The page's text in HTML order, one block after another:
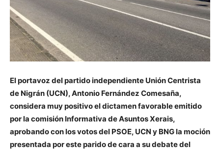
El portavoz del partido independiente Unión Centrista
de Nigrán (UCN), Antonio Fernández Comesaña,
considera muy positivo el dictamen favorable emitido
por la comisión Informativa de Asuntos Xerais,
aprobando con los votos del PSOE, UCN y BNG la moción
presentada por este parido de cara a su debate del